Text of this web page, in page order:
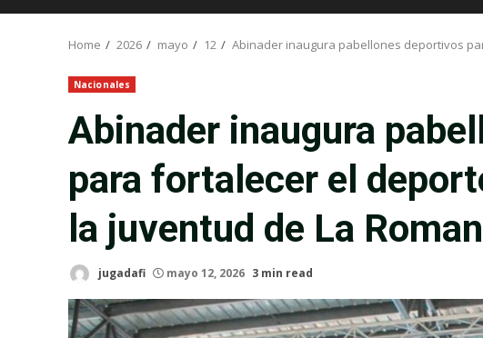
Home 2026 mayo 12 Abinader inaugura pabellones deportivos
Nacionales
Abinader inaugura
para fortalecer el
la juventud de La
jugadafi mayo 12, 2026 3 min read